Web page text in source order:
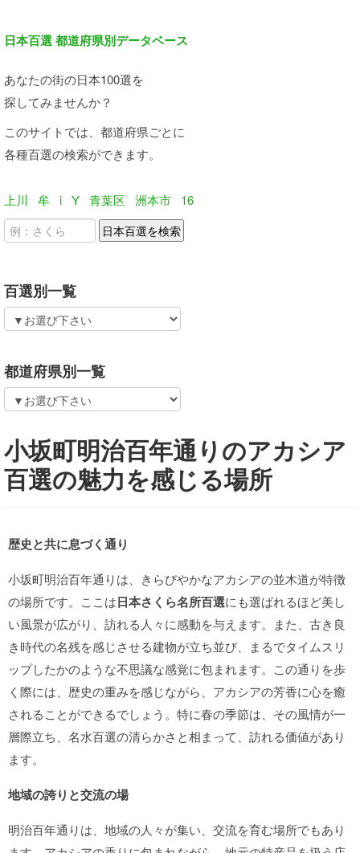
日本百選 都道府県別データベース
あなたの街の日本100選を
探してみませんか？
このサイトでは、都道府県ごとに
各種百選の検索ができます。
上川 牟 i Y 青葉区 洲本市 16
百選別一覧
都道府県別一覧
小坂町明治百年通りのアカシア
百選の魅力を感じる場所
歴史と共に息づく通り
小坂町明治百年通りは、きらびやかなアカシアの並木道が特徴
の場所です。ここは日本さくら名所百選にも選ばれるほど美し
い風景が広がり、訪れる人々に感動を与えます。また、古き良
き時代の名残を感じさせる建物が立ち並び、まるでタイムスリ
ップしたかのような不思議な感覚に包まれます。この通りを歩
く際には、歴史の重みを感じながら、アカシアの芳香に心を癒
されることができるでしょう。特に春の季節は、その風情が一
層際立ち、名水百選の清らかさと相まって、訪れる価値があり
ます。
地域の誇りと交流の場
明治百年通りは、地域の人々が集い、交流を育む場所でもあり